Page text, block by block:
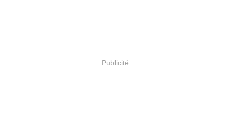
Publicité